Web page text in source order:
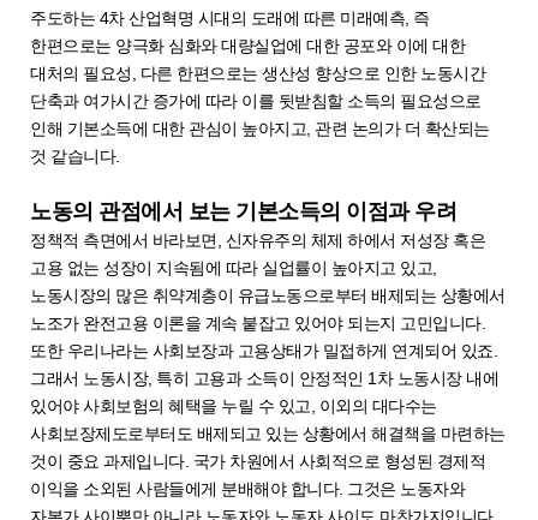
주도하는 4차 산업혁명 시대의 도래에 따른 미래예측, 즉
한편으로는 양극화 심화와 대량실업에 대한 공포와 이에 대한
대처의 필요성, 다른 한편으로는 생산성 향상으로 인한 노동시간
단축과 여가시간 증가에 따라 이를 뒷받침할 소득의 필요성으로
인해 기본소득에 대한 관심이 높아지고, 관련 논의가 더 확산되는
것 같습니다.
노동의 관점에서 보는 기본소득의 이점과 우려
정책적 측면에서 바라보면, 신자유주의 체제 하에서 저성장 혹은
고용 없는 성장이 지속됨에 따라 실업률이 높아지고 있고,
노동시장의 많은 취약계층이 유급노동으로부터 배제되는 상황에서
노조가 완전고용 이론을 계속 붙잡고 있어야 되는지 고민입니다.
또한 우리나라는 사회보장과 고용상태가 밀접하게 연계되어 있죠.
그래서 노동시장, 특히 고용과 소득이 안정적인 1차 노동시장 내에
있어야 사회보험의 혜택을 누릴 수 있고, 이외의 대다수는
사회보장제도로부터도 배제되고 있는 상황에서 해결책을 마련하는
것이 중요 과제입니다. 국가 차원에서 사회적으로 형성된 경제적
이익을 소외된 사람들에게 분배해야 합니다. 그것은 노동자와
자본가 사이뿐만 아니라 노동자와 노동자 사이도 마찬가지입니다.